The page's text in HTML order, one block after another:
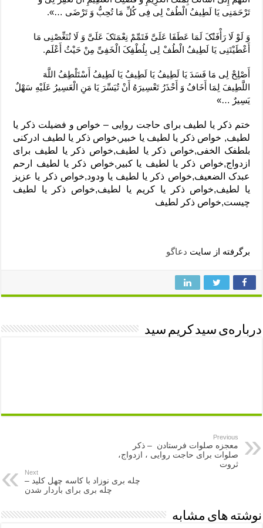
تَرْحَمَنِی یَا لَطِیفُ‏ الْطُفْ لِی فِی کُلِّ مَا تُحِبُّ وَ تَرْضَى …».
وَ لَوْ لَا رَأْفَتُکَ لَمَا عَطَفَا عَلَیَّ فَتَمِّمْ نِعْمَتَکَ عَلَیَّ وَ لَا تُنَغِّصْنِی مَا
أَعْطَیْتَنِی یَا لَطِیفُ‏ الْطُفْ‏ لِی بِلُطْفِکَ الْخَفِیِّ مِنْ حَیْثُ أَعْلَم‏.
أَصْلِحْ لِی مَا فَسَدَ یَا لَطِیفُ‏ یَا لَطِیفُ‏ یَا لَطِیفُ‏ أَسْتَلْطِفُ اللَّهَ
اللَّطِیفَ لِمَا أَخَافُ وَ أَحْذَرُ تَعْسِیرَهُ أَنْ تُیَسِّرَ یَا مَنِ الْعَسِیرُ عَلَیْهِ سَهْلٌ
یَسِیرٌ …»
ختم ذکر یا لطیف برای حاجت روایی – خواص و فضیلت ذکر یا
لطیف, خواص ذکر یا لطیف یا خبیر,خواص ذکر یا لطیف ادرکنی
بلطفک الخفی,خواص ذکر یا لطیف,خواص ذکر یا لطیف برای
ازدواج,خواص ذکر یا لطیف یا کبیر,خواص ذکر یا لطیف ارحم
عبدک الضعیف,خواص ذکر یا لطیف یا ودود,خواص ذکر یا عزیز
یا لطیف,خواص ذکر یا کریم یا لطیف,خواص ذکر یا لطیف
چیست,خواص ذکر لطیف
برگرفته از سایت دعاگو
درباره‌ی سید کریم سید
Previous
معجزه صلوات فرستادن – ذکر
صلوات برای حاجت روایی ، ازدواج،
ثروت
Next
چله بری نوزاد با کاسه چهل کلید –
چله بری برای باردار شدن
نوشته های مشابه